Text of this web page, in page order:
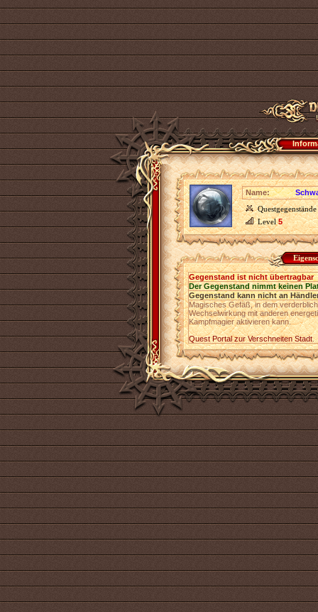
Name:
Questgegenstände
Level5
Gegenstand ist nicht übertragbar
Der Gegenstand nimmt keinen
Gegenstand kann nicht an
Magisches Gefäß, in dem
Wechselwirkung mit anderen
Kampfmagier aktivieren kann.
Quest Portal zur Verschneiten Stadt.